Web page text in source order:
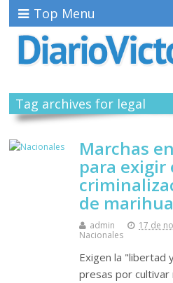
Top Menu
Tag archives for legal
Marchas
para exigir
de
admin
17 de
Nacionales
Exigen la "libertad
presas por cultivar